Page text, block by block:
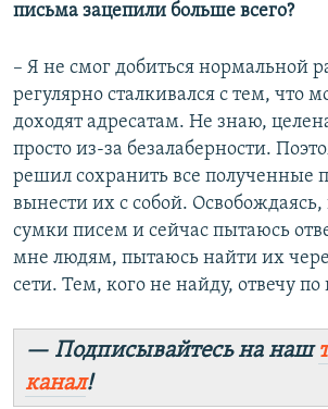
письма зацепили больше всего?
– Я не смог добиться нормальной
регулярно сталкивался с тем, что
доходят адресатам. Не знаю,
просто из-за безалаберности.
решил сохранить все полученные
вынести их с собой.
сумки писем и сейчас пытаюсь
мне людям, пытаюсь найти их
сети. Тем, кого не найду, отвечу по
— Подписывайтесь на наш
канал!